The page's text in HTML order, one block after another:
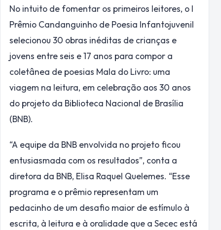
No intuito de fomentar os primeiros leitores, o I
Prêmio Candanguinho de Poesia Infantojuvenil
selecionou 30 obras inéditas de crianças e
jovens entre seis e 17 anos para compor a
coletânea de poesias Mala do Livro: uma
viagem na leitura, em celebração aos 30 anos
do projeto da Biblioteca Nacional de Brasília
(BNB).
“A equipe da BNB envolvida no projeto ficou
entusiasmada com os resultados”, conta a
diretora da BNB, Elisa Raquel Quelemes. “Esse
programa e o prêmio representam um
pedacinho de um desafio maior de estímulo à
escrita, à leitura e à oralidade que a Secec está